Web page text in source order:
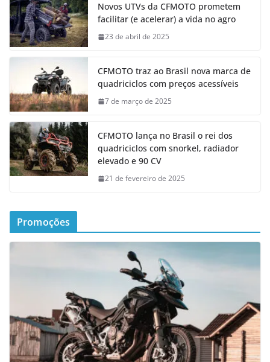
Novos UTVs da CFMOTO prometem
facilitar (e acelerar) a vida no agro
23 de abril de 2025
CFMOTO traz ao Brasil nova marca de
quadriciclos com preços acessíveis
7 de março de 2025
CFMOTO lança no Brasil o rei dos
quadriciclos com snorkel, radiador
elevado e 90 CV
21 de fevereiro de 2025
Promoções